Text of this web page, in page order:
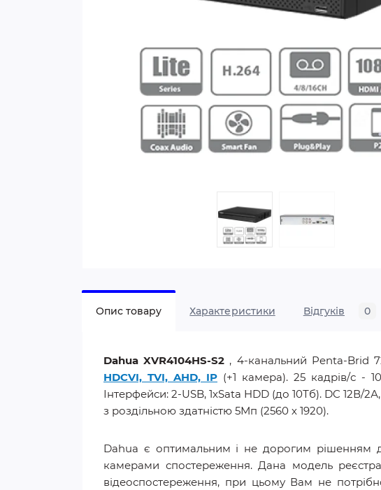
Опис товару Характеристики Відгуків 0
Dahua XVR4104HS-S2 , 4-канальний Penta-Brid
HDCVI, TVI, AHD, IP (+1 камера). 25 кадрів/с -
Інтерфейси: 2-USB, 1xSata HDD (до 10Тб). DC 12В/
з роздільною здатністю 5Мп (2560 х 1920).
Dahua є оптимальним і не дорогим рішенням
камерами спостереження. Дана модель
відеоспостереження, при цьому Вам не